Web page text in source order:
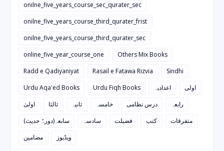
onilne_five_years_course_sec_qurater_sec
onilne_five_years_course_third_qurater_frist
onilne_five_years_course_third_qurater_sec
online_five_year_course_one
Others Mix Books
Radd e Qadiyaniyat
Rasail e Fatawa Rizvia
Sindhi
Urdu Aqa'ed Books
Urdu Fiqh Books اعدادیہ
اولی
اولیٰ
ثالثا ثانیہ خامسہ درس نظامی
رابعہ
سابعہ(دورہٌ حدیث)
سادسہ فضیلت کتب
متفرقات
مضامین
ویڈیوز